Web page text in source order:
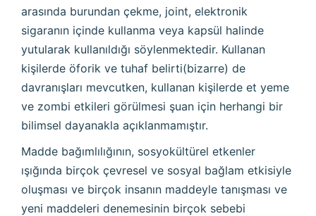
arasında burundan çekme, joint, elektronik
sigaranın içinde kullanma veya kapsül halinde
yutularak kullanıldığı söylenmektedir. Kullanan
kişilerde öforik ve tuhaf belirti(bizarre) de
davranışları mevcutken, kullanan kişilerde et yeme
ve zombi etkileri görülmesi şuan için herhangi bir
bilimsel dayanakla açıklanmamıştır.
Madde bağımlılığının, sosyokültürel etkenler
ışığında birçok çevresel ve sosyal bağlam etkisiyle
oluşması ve birçok insanın maddeyle tanışması ve
yeni maddeleri denemesinin birçok sebebi